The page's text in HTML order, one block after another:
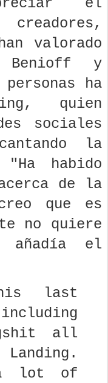
el
valorado
Benioff y
ha
quien
sociales
la
"Ha habido
de la
que es
no quiere
añadía el
last
all
a lot of